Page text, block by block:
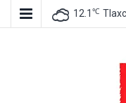
12.1 ℃